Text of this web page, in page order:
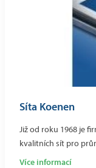
Síta Koenen
Již od roku 1968 je
kvalitních sít pro
Více informací